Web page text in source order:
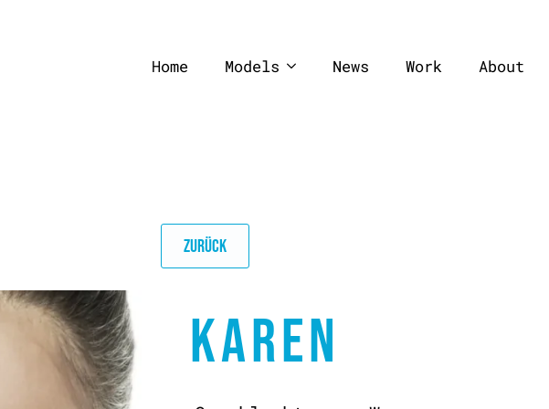
Home Models News Work About
ZURÜCK
KAREN